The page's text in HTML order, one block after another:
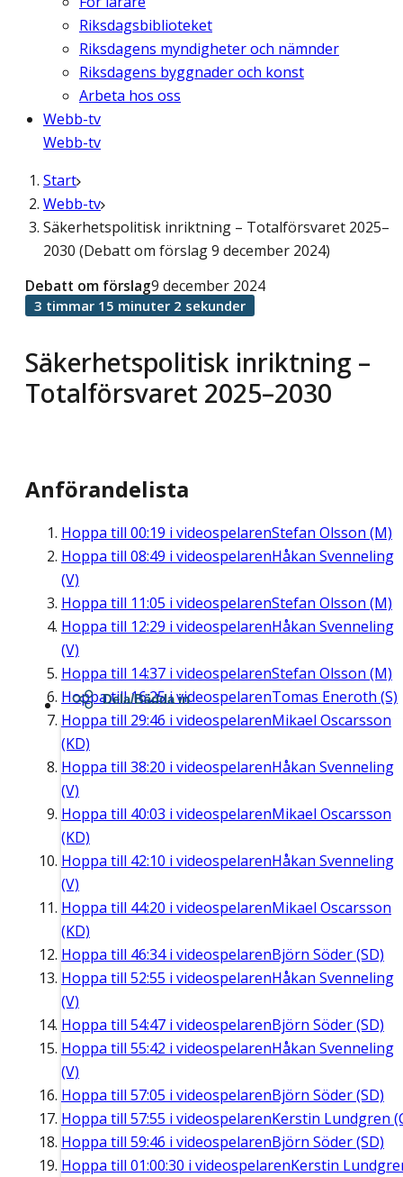
Riksdagsbiblioteket
Riksdagens myndigheter och nämnder
Riksdagens byggnader och konst
Arbeta hos oss
Webb-tv
Webb-tv
Start
Webb-tv
Säkerhetspolitisk inriktning – Totalförsvaret 2025–
2030 (Debatt om förslag 9 december 2024)
Säkerhetspolitisk inriktning –
Totalförsvaret 2025–2030
Debatt om förslag9 december 2024
3 timmar 15 minuter 2 sekunder
Anförandelista
Hoppa till 00:19 i videospelarenStefan Olsson (M)
Hoppa till 08:49 i videospelarenHåkan Svenneling
(V)
Hoppa till 11:05 i videospelarenStefan Olsson (M)
Hoppa till 12:29 i videospelarenHåkan Svenneling
(V)
Hoppa till 14:37 i videospelarenStefan Olsson (M)
Hoppa till16:25i videospelarenTomas Eneroth (S)
Hoppa till 29:46 i videospelarenMikael Oscarsson
(KD)
Hoppa till 38:20 i videospelarenHåkan Svenneling
(V)
Hoppa till 40:03 i videospelarenMikael Oscarsson
(KD)
Hoppa till 42:10 i videospelarenHåkan Svenneling
(V)
Hoppa till 44:20 i videospelarenMikael Oscarsson
(KD)
Hoppa till 46:34i videospelarenBjörn Söder (SD)
Hoppa till 52:55 i videospelarenHåkan Svenneling
(V)
Hoppa till 54:47 i videospelarenBjörn Söder (SD)
Hoppa till 55:42 i videospelarenHåkan Svenneling
(V)
Hoppa till 57:05 i videospelarenBjörn Söder (SD)
Hoppa till 57:55 i videospelarenKerstin Lundgren
Hoppa till 59:46 i videospelarenBjörn Söder (SD)
Hoppa till 01:00:30 i videospelarenKerstin
Dela/Bädda in